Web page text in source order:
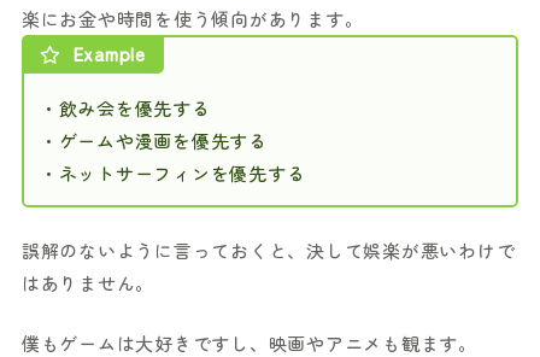
楽にお金や時間を使う傾向があります。
Example
・飲み会を優先する
・ゲームや漫画を優先する
・ネットサーフィンを優先する
誤解のないように言っておくと、決して娯楽が悪いわけで
はありません。
僕もゲームは大好きですし、映画やアニメも観ます。